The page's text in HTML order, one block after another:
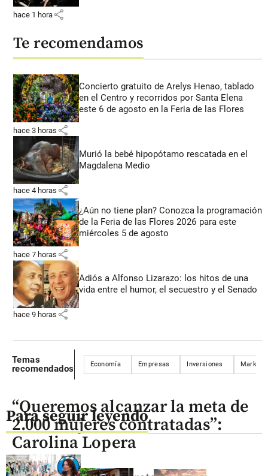
hace 1 hora share
Te recomendamos
Concierto gratuito de Arelys Henao, tablado
en el Centro y recorridos por Santa Elena
este 6 de agosto en la Feria de las Flores
hace 3 horas share
Murió la bebé hipopótamo rescatada en el
Magdalena Medio
hace 4 horas share
¿Aún no tiene plan? Conozca la programación
de la Feria de las Flores 2026 para este
miércoles 5 de agosto
hace 7 horas share
Adiós a Alfonso Lizarazo: los hitos de una
vida entre el humor, el secuestro y el Senado
hace 9 horas share
Temas
recomendados
Economía Empresas Inversiones
Para seguir leyendo
“Queremos alcanzar la meta de
2.000 mujeres contratadas”:
Carolina Lopera